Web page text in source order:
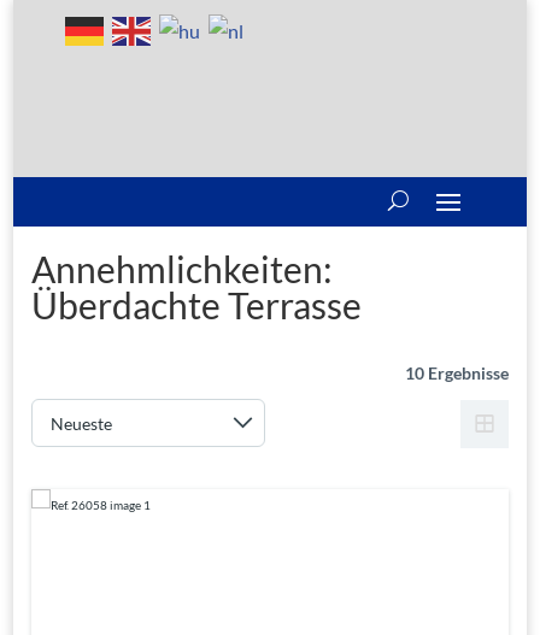
Annehmlichkeiten:
Überdachte Terrasse
10 Ergebnisse